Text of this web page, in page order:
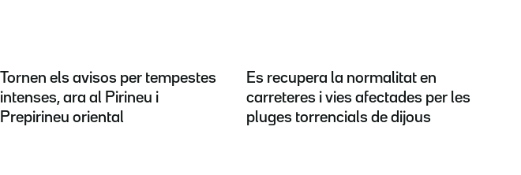
Tornen els avisos per tempestes
intenses, ara al Pirineu i
Prepirineu oriental
Es recupera la normalitat en
carreteres i vies afectades per les
pluges torrencials de dijous